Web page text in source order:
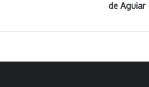
de Aguiar